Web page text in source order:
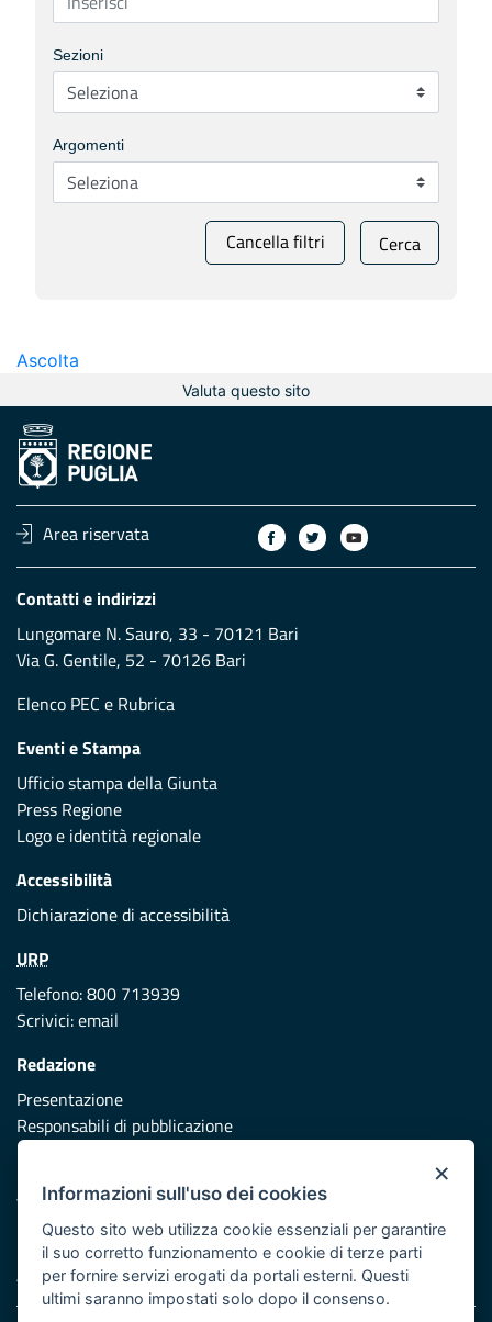
Sezioni
Argomenti
Cancella filtri Cerca
Ascolta
Valuta questo sito
Area riservata
Contatti e indirizzi
Lungomare N. Sauro, 33 - 70121 Bari
Via G. Gentile, 52 - 70126 Bari
Elenco PEC e Rubrica
Eventi e Stampa
Ufficio stampa della Giunta
Press Regione
Logo e identità regionale
Accessibilità
Dichiarazione di accessibilità
URP
Telefono: 800 713939
Scrivici:email
Redazione
Presentazione
Responsabili di pubblicazione
Vai al sito di Protezione Civile Puglia
Iniziativa finanziata con risorse del POR Puglia 2014/2020 -
Asse XI
×
Informazioni sull'uso dei cookies
Questo sito web utilizza cookie essenziali per garantire
il suo corretto funzionamento e cookie di terze parti
per fornire servizi erogati da portali esterni. Questi
ultimi saranno impostati solo dopo il consenso.